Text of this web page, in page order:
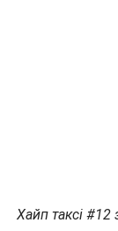
Хайп таксі #12